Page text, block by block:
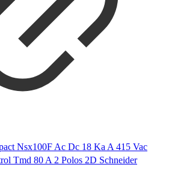
Nsx100F Ac Dc 18 Ka A 415 Vac
Tmd 80 A 2 Polos 2D Schneider